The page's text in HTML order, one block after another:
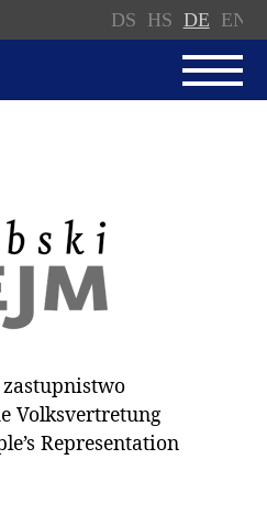
DS HS DE EN
Volksvertretung
Representation